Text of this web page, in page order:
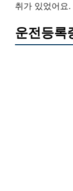
취가 있었어요.
운전등록